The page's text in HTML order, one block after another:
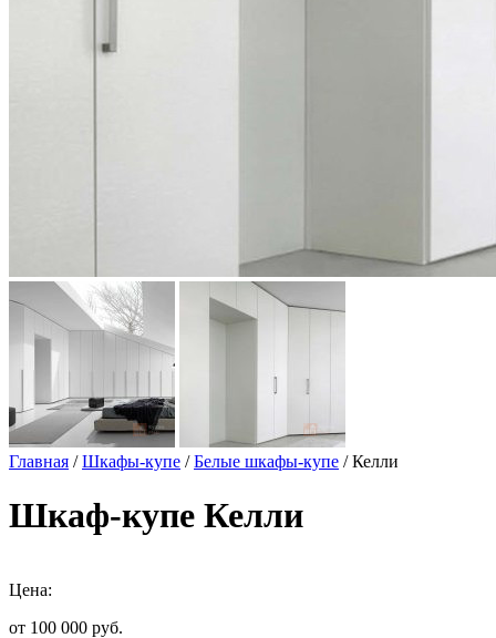
Главная /Шкафы-купе /Белые шкафы-купе / Келли
Шкаф-купе Келли
Цена:
от 100 000 руб.